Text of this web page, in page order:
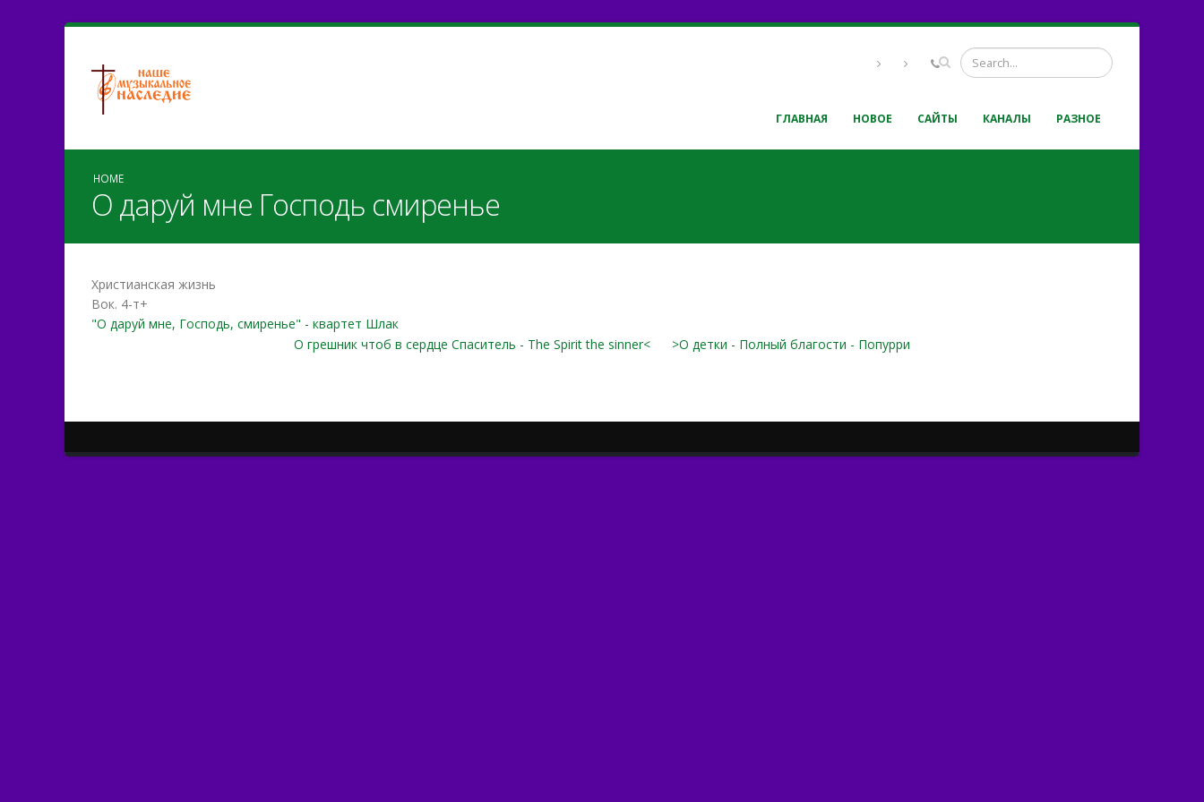
ГЛАВНАЯ НОВОЕ САЙТЫ КАНАЛЫ РАЗНОЕ
HOME
О даруй мне Господь смиренье
Христианская жизнь
Вок. 4-т+
"О даруй мне, Господь, смиренье" - квартет Шлак
О грешник чтоб в сердце Спаситель - The Spirit the sinner<
>О детки - Полный благости - Попурри